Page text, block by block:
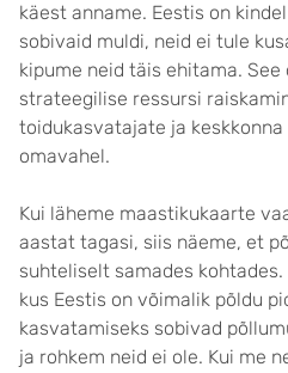
käest anname. Eestis on
sobivaid muldi, neid ei tule
kipume neid täis ehitama.
strateegilise ressursi
toidukasvatajate ja
omavahel.
Kui läheme maastikukaarte
aastat tagasi, siis näeme, et
suhteliselt samades kohtades.
kus Eestis on võimalik põldu
kasvatamiseks sobivad
ja rohkem neid ei ole. Kui me